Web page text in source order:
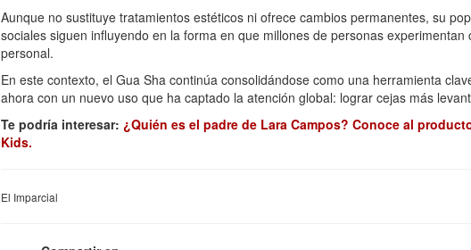
Aunque no sustituye tratamientos estéticos ni ofrece cambios permanentes, su
sociales siguen influyendo en la forma en que millones de personas
personal.
En este contexto, el Gua Sha continúa consolidándose como una herramienta
ahora con un nuevo uso que ha captado la atención global: lograr cejas más
Te podría interesar: ¿Quién es el padre de Lara Campos? Conoce al
Kids.
El Imparcial